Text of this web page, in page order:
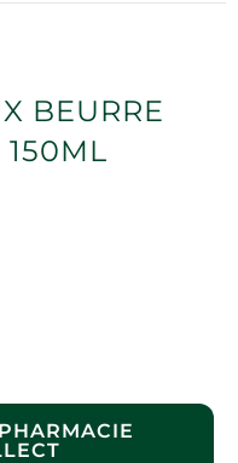
BEURRE
150ML